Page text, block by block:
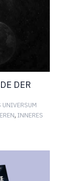
DER
UNIVERSUM
, INNERES